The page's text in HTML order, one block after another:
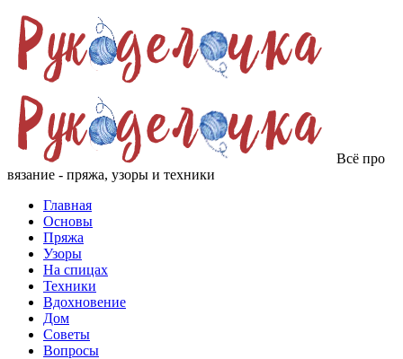
Всё про
вязание - пряжа, узоры и техники
Главная
Основы
Пряжа
Узоры
На спицах
Техники
Вдохновение
Дом
Советы
Вопросы